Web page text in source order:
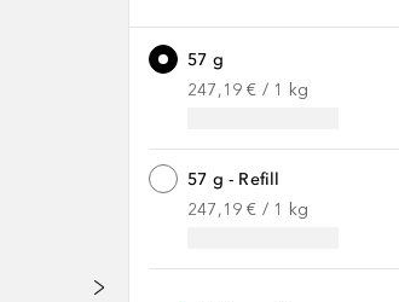
57 g
247,19 € / 1 kg
57 g - Refill
247,19 € / 1 kg